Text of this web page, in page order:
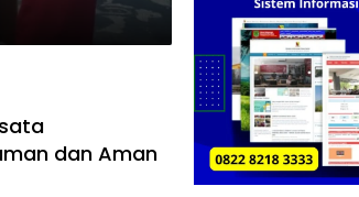
dan Aman